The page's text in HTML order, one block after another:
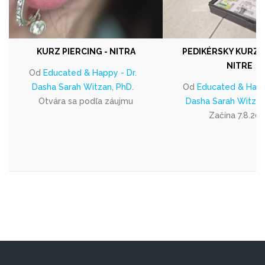
KURZ PIERCING - NITRA
Od Educated & Happy - Dr.
Dasha Sarah Witzan, PhD.
Otvára sa podľa záujmu
PEDIKÉRSKY KURZ
NITRE
Od Educated &
Dasha Sarah
Začína